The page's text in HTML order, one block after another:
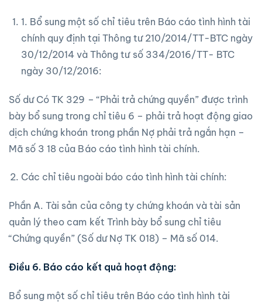
1. Bổ sung một số chỉ tiêu trên Báo cáo tình hình tài
chính quy định tại Thông tư 210/2014/TT-BTC ngày
30/12/2014 và Thông tư số 334/2016/TT- BTC
ngày 30/12/2016:
Số dư Có TK 329 – “Phải trả chứng quyền” được trình
bày bổ sung trong chỉ tiêu 6 – phải trả hoạt động giao
dịch chứng khoán trong phần Nợ phải trả ngắn hạn –
Mã số 3 18 của Báo cáo tình hình tài chính.
Các chỉ tiêu ngoài báo cáo tình hình tài chính:
Phần A. Tài sản của công ty chứng khoán và tài sản
quản lý theo cam kết Trình bày bổ sung chỉ tiêu
“Chứng quyền” (Số dư Nợ TK 018) – Mã số 014.
Điều 6. Báo cáo kết quả hoạt động:
Bổ sung một số chỉ tiêu trên Báo cáo tình hình tài